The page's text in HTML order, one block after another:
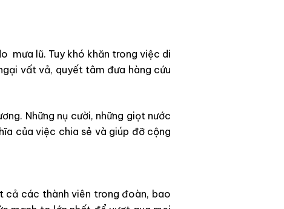
mưa lũ. Tuy khó khăn trong việc di
vất vả, quyết tâm đưa hàng cứu
Những nụ cười, những giọt nước
của việc chia sẻ và giúp đỡ cộng
cả các thành viên trong đoàn, bao